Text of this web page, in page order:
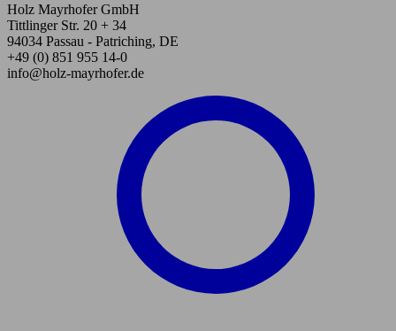
Holz Mayrhofer GmbH
Tittlinger Str. 20 + 34
94034 Passau - Patriching, DE
+49 (0) 851 955 14-0
info@holz-mayrhofer.de